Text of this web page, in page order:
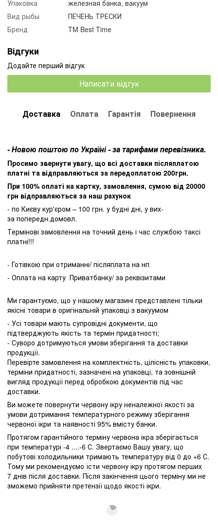
Упаковка
железная банка, вакуум
Вид рыбы
ПЕЧЕНЬ ТРЕСКИ
Бренд
TM Best Time
Відгуки
Додайте перший відгук
Написати відгук
Доставка Оплата Гарантія Повернення
- Новою поштою по Україні - за тарифами перевізника.
Просимо звернути увагу, що всі доставки післяплатою
платні та відправляються за передоплатою 200грн.
При 100% оплаті на картку, замовлення, сумою від 20000
грн відправляються за наш рахунок
- по Києву кур'єром – 100 грн. у будні дні, у вих-
за попередн.домовл.
Термінові замовлення на точний день і час службою таксі
платні!!!
- Готівкою при отриманні/ післяплата на нп
- Оплата на карту Приватбанку/ за реквізитами
Ми гарантуємо, що у нашому магазині представлені тільки
якісні товари в оригінальній упаковці з вакуумом
- Усі товари мають супровідні документи, що
підтверджують якість та термін придатності;
- Суворо дотримуються умови зберігання та доставки
продукції.
Перевірте замовлення на комплектність, цілісність упаковки,
терміни придатності, зазначені на упаковці, та зовнішній
вигляд продукції перед обробкою документів під час
доставки.
Ви можете повернути червону ікру неналежної якості за
умови дотримання температурного режиму зберігання
червоної ікри та наявності 95% вмісту банки.
Протягом гарантійного терміну червона ікра зберігається
при температурі -4 ....-6 С. Звертаємо Вашу увагу, що
побутові холодильники тримають температуру від 0 до +6 С.
Тому ми рекомендуємо їсти червону ікру протягом перших
7 днів після доставки. Після закінчення цього терміну ми не
зможемо прийняти претензії щодо якості ікри.